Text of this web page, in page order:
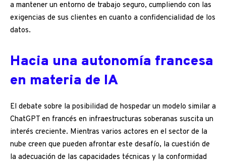
a mantener un entorno de trabajo seguro, cumpliendo con las
exigencias de sus clientes en cuanto a confidencialidad de los
datos.
Hacia una autonomía francesa
en materia de IA
El debate sobre la posibilidad de hospedar un modelo similar a
ChatGPT en francés en infraestructuras soberanas suscita un
interés creciente. Mientras varios actores en el sector de la
nube creen que pueden afrontar este desafío, la cuestión de
la adecuación de las capacidades técnicas y la conformidad